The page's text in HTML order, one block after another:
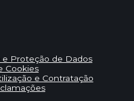
e Proteção de Dados
Cookies
e Contratação